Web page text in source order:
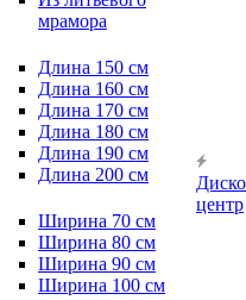
мрамора
Длина 150 см
Длина 160 см
Длина 170 см
Длина 180 см
Длина 190 см
Длина 200 см
Ширина 70 см
Ширина 80 см
Ширина 90 см
Ширина 100 см
центр